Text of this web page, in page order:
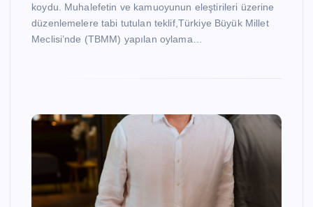
koydu. Muhalefetin ve kamuoyunun eleştirileri üzerine
düzenlemelere tabi tutulan teklif,Türkiye Büyük Millet
Meclisi’nde (TBMM) yapılan oylama…